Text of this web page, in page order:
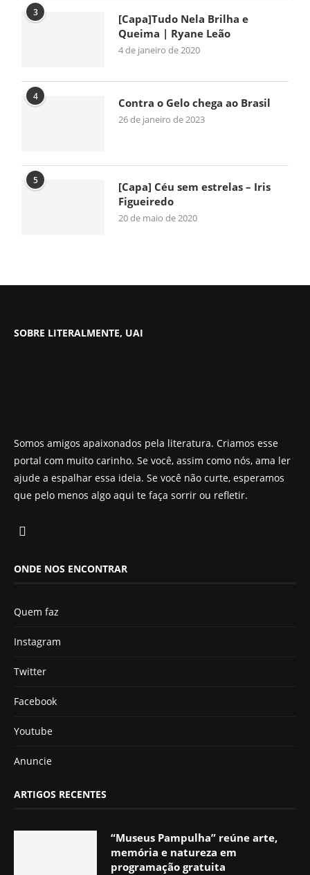
3
[Capa]Tudo Nela Brilha e
Queima | Ryane Leão
4 de janeiro de 2020
4 Contra o Gelo chega ao Brasil
26 de janeiro de 2023
5
[Capa] Céu sem estrelas – Iris
Figueiredo
20 de maio de 2020
SOBRE LITERALMENTE, UAI
Somos amigos apaixonados pela literatura. Criamos esse
portal com muito carinho. Se você, assim como nós, ama ler
ajude a espalhar essa ideia. Se você não curte, esperamos
que pelo menos algo aqui te faça sorrir ou refletir.
ONDE NOS ENCONTRAR
Quem faz
Instagram
Twitter
Facebook
Youtube
Anuncie
ARTIGOS RECENTES
“Museus Pampulha” reúne arte,
memória e natureza em
programação gratuita